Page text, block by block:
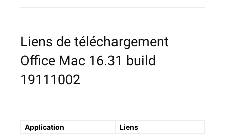
Liens de téléchargement
Office Mac 16.31 build
19111002
Appli­ca­tion
Liens